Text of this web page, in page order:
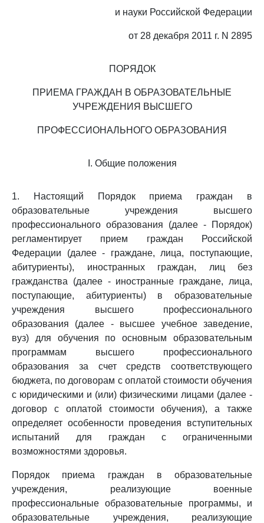
и науки Российской Федерации
от 28 декабря 2011 г. N 2895
ПОРЯДОК
ПРИЕМА ГРАЖДАН В ОБРАЗОВАТЕЛЬНЫЕ
УЧРЕЖДЕНИЯ ВЫСШЕГО
ПРОФЕССИОНАЛЬНОГО ОБРАЗОВАНИЯ
I. Общие положения
1. Настоящий Порядок приема граждан в
образовательные учреждения высшего
профессионального образования (далее - Порядок)
регламентирует прием граждан Российской
Федерации (далее - граждане, лица, поступающие,
абитуриенты), иностранных граждан, лиц без
гражданства (далее - иностранные граждане, лица,
поступающие, абитуриенты) в образовательные
учреждения высшего профессионального
образования (далее - высшее учебное заведение,
вуз) для обучения по основным образовательным
программам высшего профессионального
образования за счет средств соответствующего
бюджета, по договорам с оплатой стоимости обучения
с юридическими и (или) физическими лицами (далее -
договор с оплатой стоимости обучения), а также
определяет особенности проведения вступительных
испытаний для граждан с ограниченными
возможностями здоровья.
Порядок приема граждан в образовательные
учреждения, реализующие военные
профессиональные образовательные программы, и
образовательные учреждения, реализующие